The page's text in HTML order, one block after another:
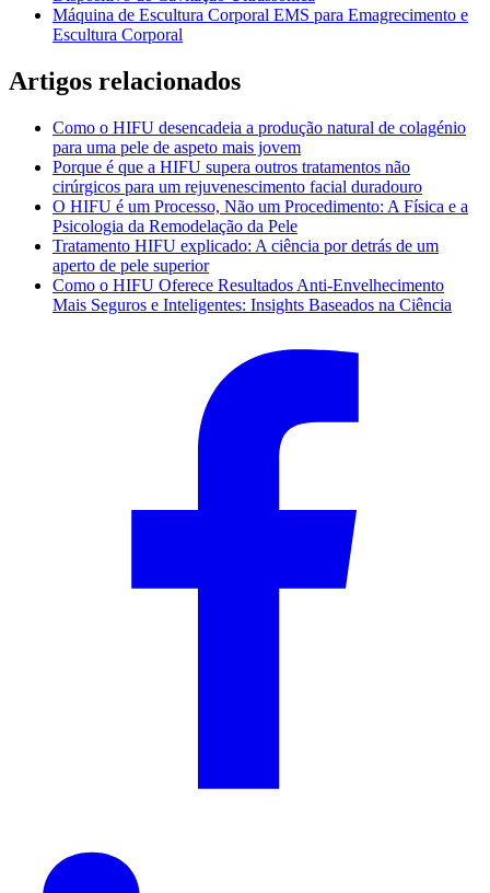
Máquina de Escultura Corporal EMS para Emagrecimento e
Escultura Corporal
Artigos relacionados
Como o HIFU desencadeia a produção natural de colagénio
para uma pele de aspeto mais jovem
Porque é que a HIFU supera outros tratamentos não
cirúrgicos para um rejuvenescimento facial duradouro
O HIFU é um Processo, Não um Procedimento: A Física e a
Psicologia da Remodelação da Pele
Tratamento HIFU explicado: A ciência por detrás de um
aperto de pele superior
Como o HIFU Oferece Resultados Anti-Envelhecimento
Mais Seguros e Inteligentes: Insights Baseados na Ciência